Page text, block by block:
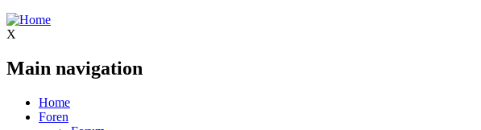
X
Main navigation
Home
Foren